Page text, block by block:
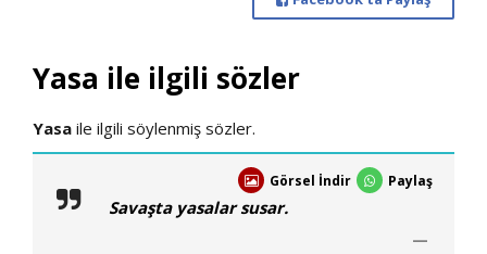
Yasa ile ilgili sözler
Yasa ile ilgili söylenmiş sözler.
Görsel İndir Paylaş
Savaşta yasalar susar.